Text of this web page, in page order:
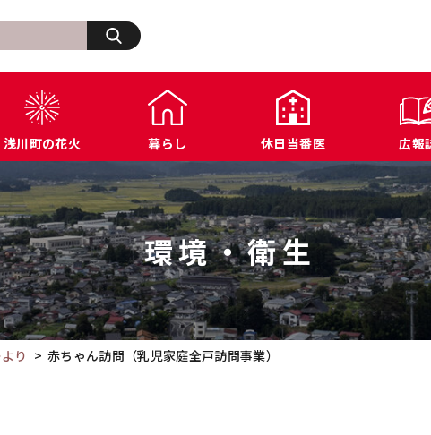
浅川町の歩み
広報あさかわ
各課へのお問い合わせ
公共機関へのお問い合わせ
浅川町オープンデータ
各種公表データ
届出様式ダウンロード
例規集
ふ
浅
浅川町の花火
暮らし
生活・その他
住宅・建築・道路・土木
上下水道・都市計画
環境・衛生
福祉
年金・保険
税金
農業関連
商工業関連
文化・スポーツ施設
防犯・交通・行政相
休日当番医 広報
環境・衛生
り 赤ちゃん訪問（乳児家庭全戸訪問事業）